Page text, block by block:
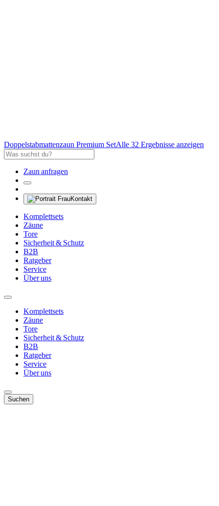
Doppelstabmattenzaun Premium SetAlle 32 Ergebnisse anzeigen
Zaun anfragen
Kontakt
Komplettsets
Zäune
Tore
Sicherheit & Schutz
B2B
Ratgeber
Service
Über uns
Komplettsets
Zäune
Tore
Sicherheit & Schutz
B2B
Ratgeber
Service
Über uns
Suchen